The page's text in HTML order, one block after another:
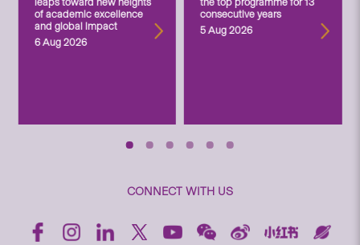
of academic excellence
and global impact
6 Aug 2026
consecutive years
5 Aug 2026
CONNECT WITH US